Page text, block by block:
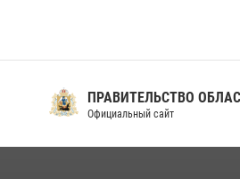
ПРАВИТЕЛЬСТВО
Официальный сайт